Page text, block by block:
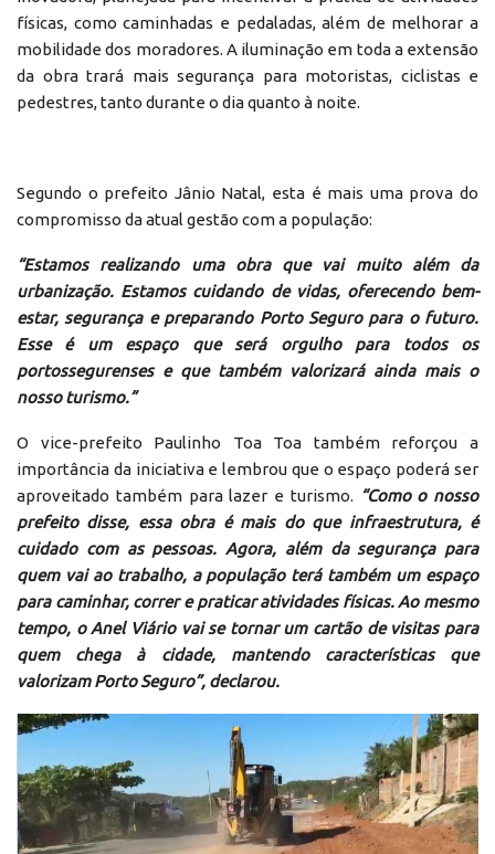
físicas, como caminhadas e pedaladas, além de melhorar a
mobilidade dos moradores. A iluminação em toda a extensão
da obra trará mais segurança para motoristas, ciclistas e
pedestres, tanto durante o dia quanto à noite.
Segundo o prefeito Jânio Natal, esta é mais uma prova do
compromisso da atual gestão com a população:
“Estamos realizando uma obra que vai muito além da
urbanização. Estamos cuidando de vidas, oferecendo bem-
estar, segurança e preparando Porto Seguro para o futuro.
Esse é um espaço que será orgulho para todos os
portossegurenses e que também valorizará ainda mais o
nosso turismo.”
O vice-prefeito Paulinho Toa Toa também reforçou a
importância da iniciativa e lembrou que o espaço poderá ser
aproveitado também para lazer e turismo. “Como o nosso
prefeito disse, essa obra é mais do que infraestrutura, é
cuidado com as pessoas. Agora, além da segurança para
quem vai ao trabalho, a população terá também um espaço
para caminhar, correr e praticar atividades físicas. Ao mesmo
tempo, o Anel Viário vai se tornar um cartão de visitas para
quem chega à cidade, mantendo características que
valorizam Porto Seguro”, declarou.